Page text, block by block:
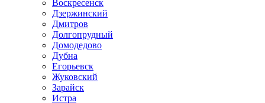
Воскресенск
Дзержинский
Дмитров
Долгопрудный
Домодедово
Дубна
Егорьевск
Жуковский
Зарайск
Истра